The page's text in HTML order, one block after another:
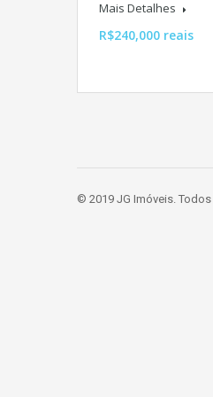
Mais Detalhes
R$240,000 reais
© 2019 JG Imóveis.